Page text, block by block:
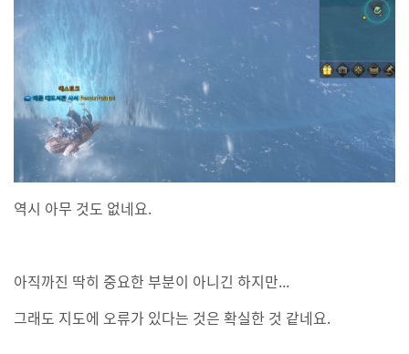
역시 아무 것도 없네요.
아직까진 딱히 중요한 부분이 아니긴 하지만...
그래도 지도에 오류가 있다는 것은 확실한 것 같네요.